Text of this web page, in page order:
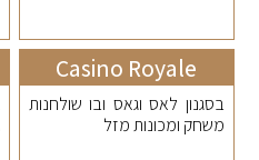
Casino Royale
בסגנון לאס וגאס ובו שולחנות
משחק ומכונות מזל